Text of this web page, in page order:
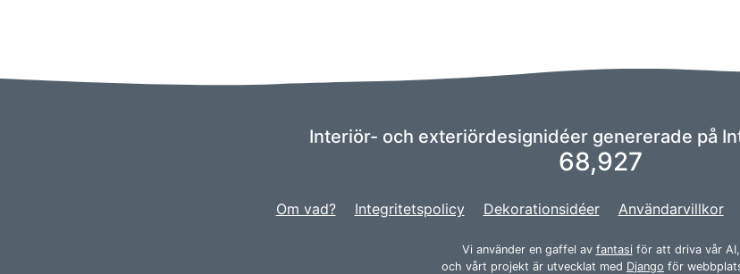
Interiör- och exteriördesignidéer genererade på
68,927
Om vad? Integritetspolicy Dekorationsidéer Användarvillkor
Vi använder en gaffel av fantasi för att driva vår AI,
och vårt projekt är utvecklat med Django för